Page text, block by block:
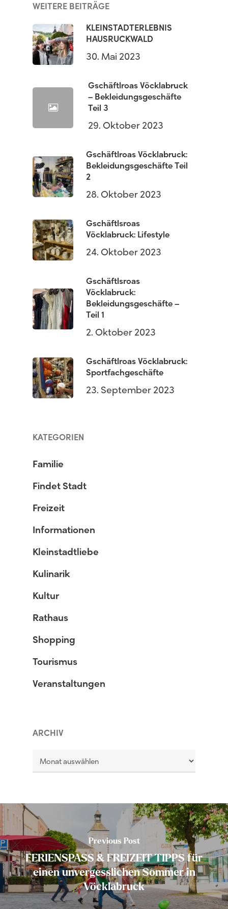
WEITERE BEITRÄGE
KLEINSTADTERLEBNIS
HAUSRUCKWALD
30. Mai 2023
Gschäftlroas Vöcklabruck
– Bekleidungsgeschäfte
Teil 3
29. Oktober 2023
Gschäftlroas Vöcklabruck:
Bekleidungsgeschäfte Teil
2
28. Oktober 2023
Gschäftlsroas
Vöcklabruck: Lifestyle
24. Oktober 2023
Gschäftlsroas
Vöcklabruck:
Bekleidungsgeschäfte –
Teil 1
2. Oktober 2023
Gschäftlroas Vöcklabruck:
Sportfachgeschäfte
23. September 2023
KATEGORIEN
Familie
Findet Stadt
Freizeit
Informationen
Kleinstadtliebe
Kulinarik
Kultur
Rathaus
Shopping
Tourismus
Veranstaltungen
ARCHIV
Archiv
Previous Post
FERIENSPASS & FREIZEIT TIPPS für
einen unvergesslichen Sommer in
Vöcklabruck